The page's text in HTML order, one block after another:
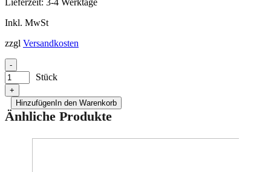
Inkl. MwSt
zzgl Versandkosten
-
Stück
+
HinzufügenIn den Warenkorb
Änhliche Produkte